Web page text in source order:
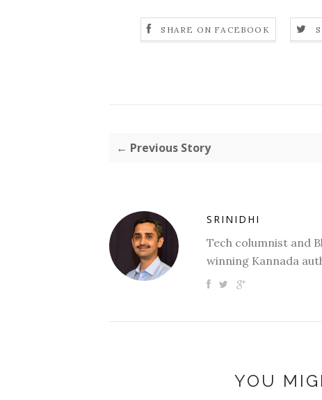
SHARE ON FACEBOOK
← Previous Story
SRINIDHI
Tech columnist and
winning Kannada
YOU